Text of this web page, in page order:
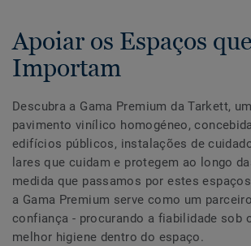
Apoiar os Espaços que
Importam
Descubra a Gama Premium da Tarkett,
pavimento vinílico homogéneo,
edifícios públicos, instalações de
lares que cuidam e protegem ao longo
medida que passamos por estes
a Gama Premium serve como um
confiança - procurando a fiabilidade sob
melhor higiene dentro do espaço.